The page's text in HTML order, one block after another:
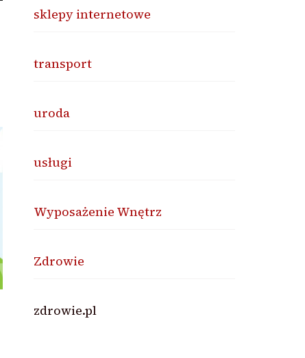
sklepy internetowe
transport
uroda
usługi
Wyposażenie Wnętrz
Zdrowie
zdrowie.pl